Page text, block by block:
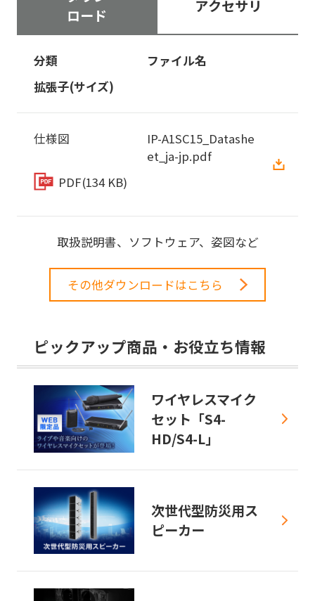
ロード
アクセサリ
分類
ファイル名
拡張子(サイズ)
仕様図
IP-A1SC15_Datashe
et_ja-jp.pdf
PDF(134 KB)
取扱説明書、ソフトウェア、姿図など
その他ダウンロードはこちら
ピックアップ商品・お役立ち情報
ワイヤレスマイク
セット「S4-
HD/S4-L」
次世代型防災用ス
ピーカー